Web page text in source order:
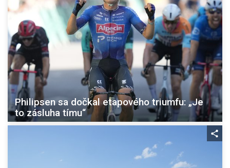
Philipsen sa dočkal etapového triumfu: „Je
to zásluha tímu“